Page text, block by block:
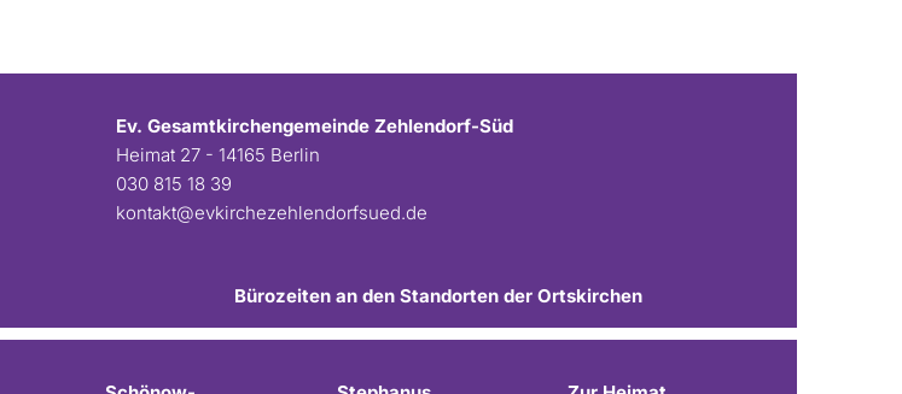
Ev. Gesamtkirchengemeinde Zehlendorf-Süd
Heimat 27 - 14165 Berlin
030 815 18 39
kontakt@evkirchezehlendorfsued.de
Bürozeiten an den Standorten der Ortskirchen